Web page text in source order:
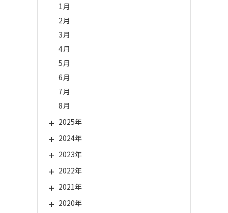
1月
2月
3月
4月
5月
6月
7月
8月
2025年
2024年
2023年
2022年
2021年
2020年